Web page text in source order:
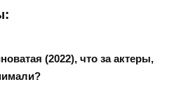
(2022), что за актеры,